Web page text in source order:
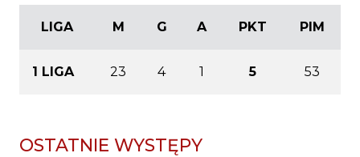
LIGA M G A PKT PIM
1 LIGA 23 4 1 5 53
OSTATNIE WYSTĘPY